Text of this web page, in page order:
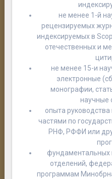
не менее 1-й
рецензируемых
индексируемых в
отечественных и
не менее 15-и
электронные
монографии,
научные
опыта
частями по
РНФ, РФФИ или
фундаментальных
отделений,
программам